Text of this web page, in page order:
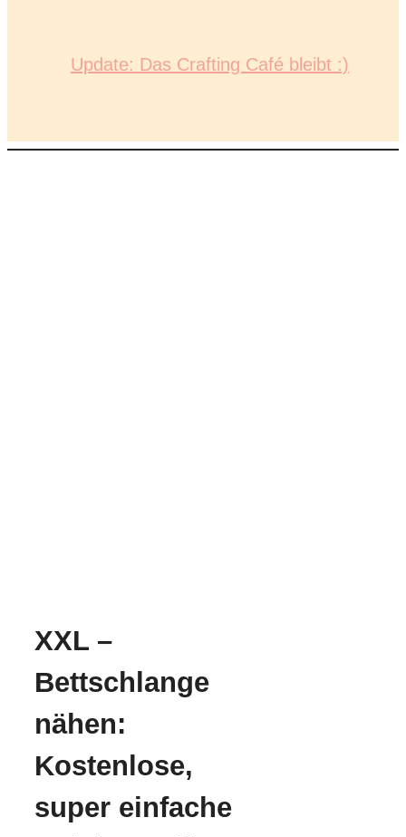
Update: Das Crafting Café bleibt :)
XXL –
Bettschlange
nähen:
Kostenlose,
super einfache